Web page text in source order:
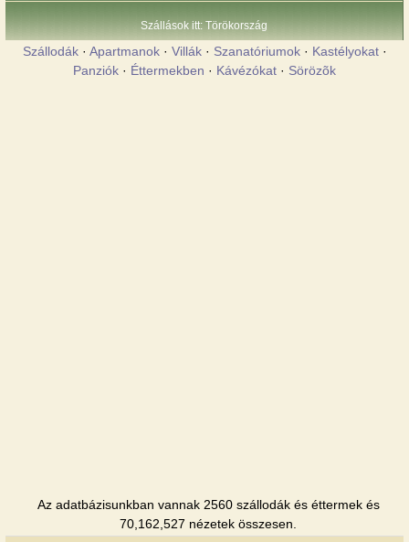
Szállások itt: Törökország
Szállodák· Apartmanok· Villák· Szanatóriumok· Kastélyokat·
Panziók · Éttermekben · Kávézókat · Sörözõk
Az adatbázisunkban vannak 2560 szállodák és éttermek és
70,162,527 nézetek összesen.